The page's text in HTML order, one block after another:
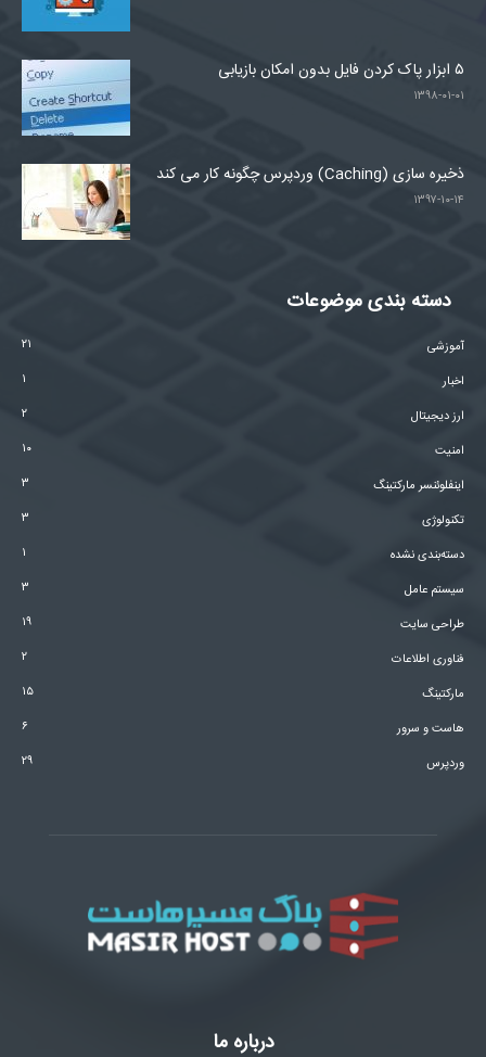
۵ ابزار پاک کردن فایل بدون امکان بازیابی
۱۳۹۸-۰۱-۰۱
ذخیره سازی (Caching) وردپرس چگونه کار می کند
۱۳۹۷-۱۰-۱۴
دسته بندی موضوعات
آموزشی
۲۱
اخبار
۱
ارز دیجیتال
۲
امنیت
۱۰
اینفلوئنسر مارکتینگ
۳
تکنولوژی
۳
دسته‌بندی نشده
۱
سیستم عامل
۳
طراحی سایت
۱۹
فناوری اطلاعات
۲
مارکتینگ
۱۵
هاست و سرور
۶
وردپرس
۲۹
درباره ما